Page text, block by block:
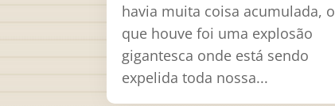
havia muita coisa acumulada, o
que houve foi uma explosão
gigantesca onde está sendo
expelida toda nossa...